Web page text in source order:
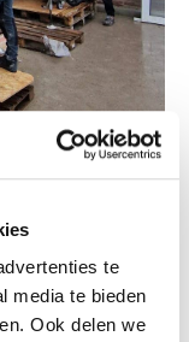
te
media te bieden
Ook delen we